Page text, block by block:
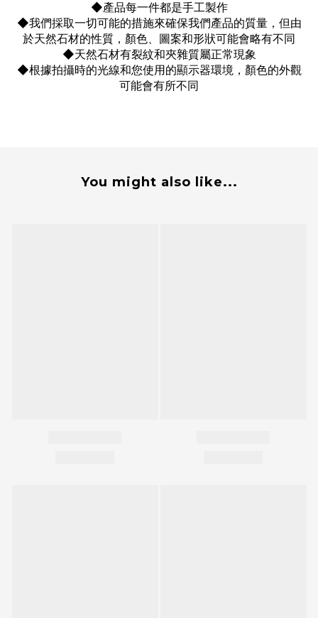
◆產品每一件都是手工製作
◆我們採取一切可能的措施來確保我們產品的質量，但由
於天然石材的性質，顏色、圖案和形狀可能會略有不同
◆天然石材有裂紋和夾雜質屬正常現象
◆根據拍攝時的光線和您使用的顯示器環境，顏色的外觀
可能會有所不同
You might also like...